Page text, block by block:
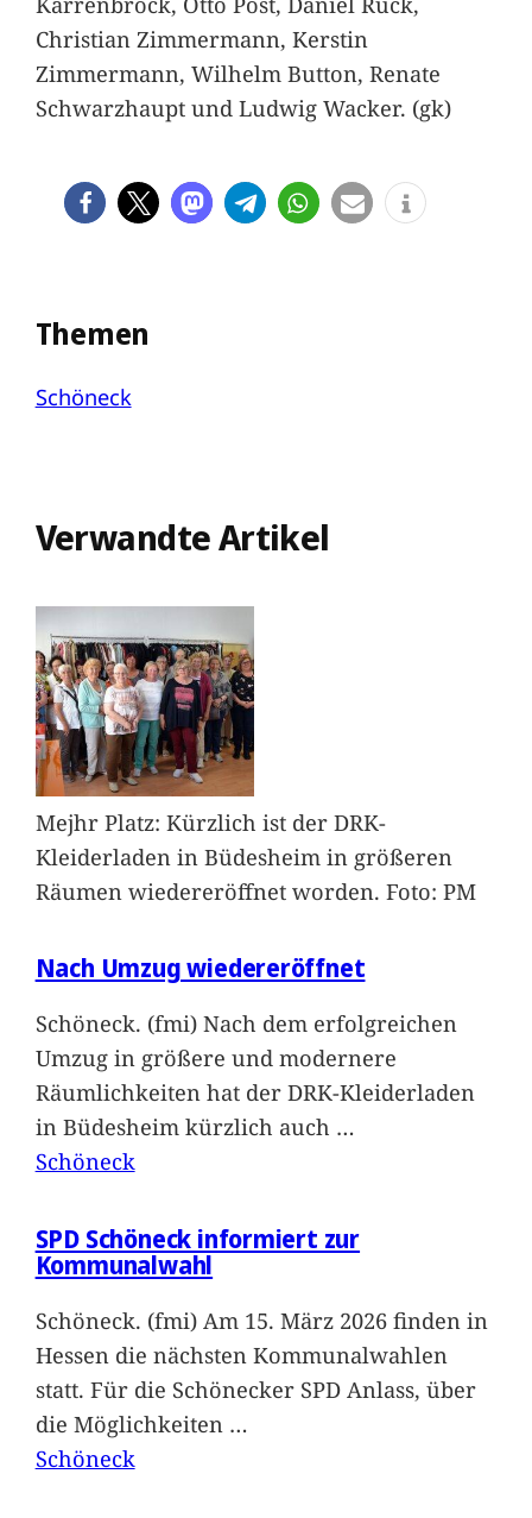
Christian Zimmermann, Kerstin
Zimmermann, Wilhelm Button, Renate
Schwarzhaupt und Ludwig Wacker. (gk)
Themen
Schöneck
Verwandte Artikel
Mejhr Platz: Kürzlich ist der DRK-
Kleiderladen in Büdesheim in größeren
Räumen wiedereröffnet worden. Foto: PM
Nach Umzug wiedereröffnet
Schöneck. (fmi) Nach dem erfolgreichen
Umzug in größere und modernere
Räumlichkeiten hat der DRK-Kleiderladen
in Büdesheim kürzlich auch …
Schöneck
SPD Schöneck informiert zur
Kommunalwahl
Schöneck. (fmi) Am 15. März 2026 finden in
Hessen die nächsten Kommunalwahlen
statt. Für die Schönecker SPD Anlass, über
die Möglichkeiten …
Schöneck